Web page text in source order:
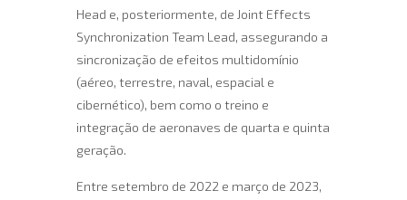
Head e, posteriormente, de Joint Effects
Synchronization Team Lead, assegurando a
sincronização de efeitos multidomínio
(aéreo, terrestre, naval, espacial e
cibernético), bem como o treino e
integração de aeronaves de quarta e quinta
geração.
Entre setembro de 2022 e março de 2023,